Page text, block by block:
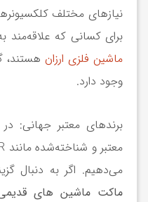
نیازهای مختلف
برای کسانی که علاقه‌مند
ماشین فلزی ارزانهستند،
وجود دارد.
برندهای معتبر جهانی:
می‌دهیم. اگر به دنبال
ماکت ماشین های